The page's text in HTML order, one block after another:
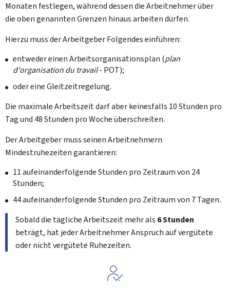
Monaten festlegen, während dessen die Arbeitnehmer über
die oben genannten Grenzen hinaus arbeiten dürfen.
Hierzu muss der Arbeitgeber Folgendes einführen:
entweder einen Arbeitsorganisationsplan (plan
d'organisation du travail- POT);
oder eine Gleitzeitregelung.
Die maximale Arbeitszeit darf aber keinesfalls 10 Stunden pro
Tag und 48 Stunden pro Woche überschreiten.
Der Arbeitgeber muss seinen Arbeitnehmern
Mindestruhezeiten garantieren:
11 aufeinanderfolgende Stunden pro Zeitraum von 24
Stunden;
44 aufeinanderfolgende Stunden pro Zeitraum von 7 Tagen.
Sobald die tägliche Arbeitszeit mehr als 6 Stunden
beträgt, hat jeder Arbeitnehmer Anspruch auf vergütete
oder nicht vergütete Ruhezeiten.